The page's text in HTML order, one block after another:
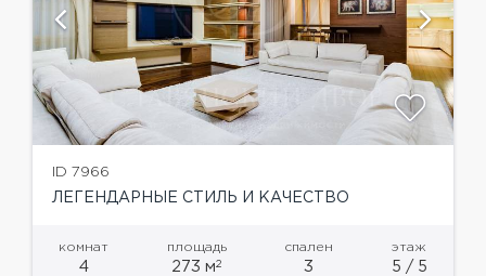
ID 7966
ЛЕГЕНДАРНЫЕ СТИЛЬ И КАЧЕСТВО
комнат
4
площадь
273 м2
спален
3
этаж
5 / 5